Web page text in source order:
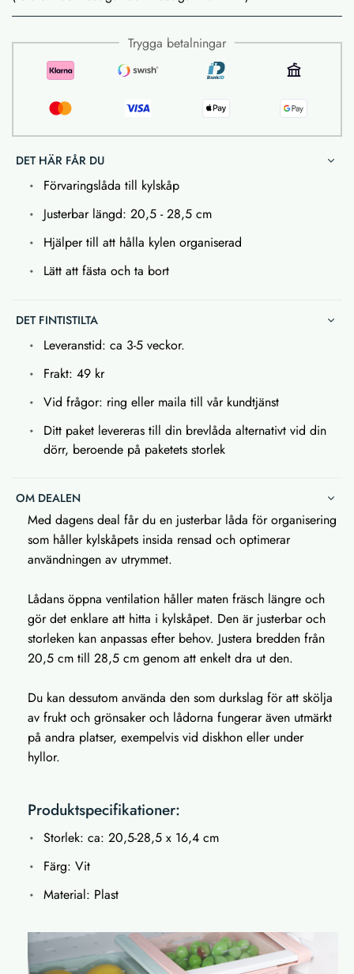
Trygga betalningar
DET HÄR FÅR DU
Förvaringslåda till kylskåp
Justerbar längd: 20,5 - 28,5 cm
Hjälper till att hålla kylen organiserad
Lätt att fästa och ta bort
DET FINTISTILTA
Leveranstid: ca 3-5 veckor.
Frakt: 49 kr
Vid frågor: ring eller maila till vår kundtjänst
Ditt paket levereras till din brevlåda alternativt vid din
dörr, beroende på paketets storlek
OM DEALEN
Med dagens deal får du en justerbar låda för organisering
som håller kylskåpets insida rensad och optimerar
användningen av utrymmet.
Lådans öppna ventilation håller maten fräsch längre och
gör det enklare att hitta i kylskåpet. Den är justerbar och
storleken kan anpassas efter behov. Justera bredden från
20,5 cm till 28,5 cm genom att enkelt dra ut den.
Du kan dessutom använda den som durkslag för att skölja
av frukt och grönsaker och lådorna fungerar även utmärkt
på andra platser, exempelvis vid diskhon eller under
hyllor.
Produktspecifikationer:
Storlek: ca: 20,5-28,5 x 16,4 cm
Färg: Vit
Material: Plast